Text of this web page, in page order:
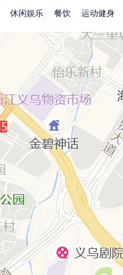
休闲娱乐 餐饮 运动健身